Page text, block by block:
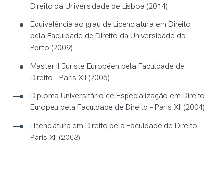
Direito da Universidade de Lisboa (2014)
Equivalência ao grau de Licenciatura em Direito
pela Faculdade de Direito da Universidade do
Porto (2009)
Master II Juriste Européen pela Faculdade de
Direito – Paris XII (2005)
Diploma Universitário de Especialização em Direito
Europeu pela Faculdade de Direito – Paris XII (2004)
Licenciatura em Direito pela Faculdade de Direito –
Paris XII (2003)